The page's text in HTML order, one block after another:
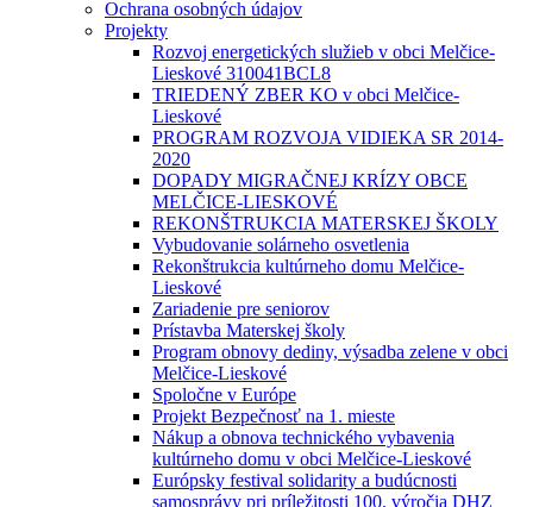
Ochrana osobných údajov
Projekty
Rozvoj energetických služieb v obci Melčice-
Lieskové 310041BCL8
TRIEDENÝ ZBER KO v obci Melčice-
Lieskové
PROGRAM ROZVOJA VIDIEKA SR 2014-
2020
DOPADY MIGRAČNEJ KRÍZY OBCE
MELČICE-LIESKOVÉ
REKONŠTRUKCIA MATERSKEJ ŠKOLY
Vybudovanie solárneho osvetlenia
Rekonštrukcia kultúrneho domu Melčice-
Lieskové
Zariadenie pre seniorov
Prístavba Materskej školy
Program obnovy dediny, výsadba zelene v obci
Melčice-Lieskové
Spoločne v Európe
Projekt Bezpečnosť na 1. mieste
Nákup a obnova technického vybavenia
kultúrneho domu v obci Melčice-Lieskové
Európsky festival solidarity a budúcnosti
samosprávy pri príležitosti 100. výročia DHZ